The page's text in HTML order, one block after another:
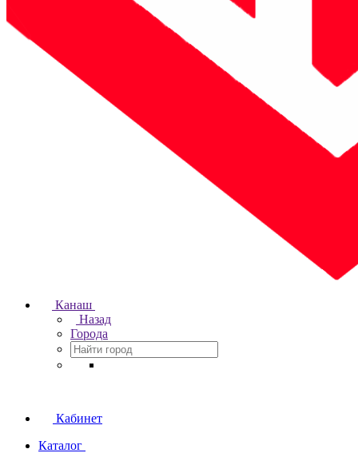
Канаш
Назад
Города
Кабинет
Каталог